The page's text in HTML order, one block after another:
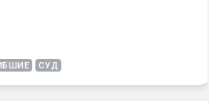
СУД